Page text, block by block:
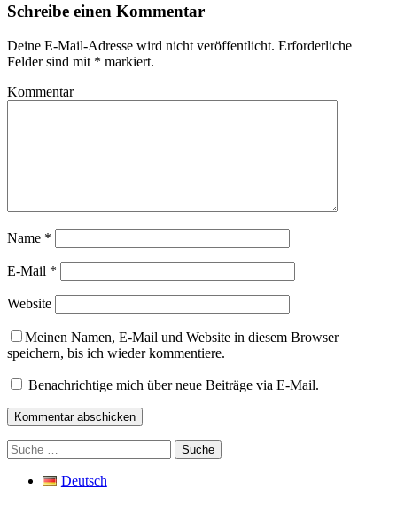
Schreibe einen Kommentar
Deine E-Mail-Adresse wird nicht veröffentlicht. Erforderliche
Felder sind mit * markiert.
Kommentar
Name *
E-Mail *
Website
Meinen Namen, E-Mail und Website in diesem Browser
speichern, bis ich wieder kommentiere.
Benachrichtige mich über neue Beiträge via E-Mail.
Suche
nach:
Deutsch